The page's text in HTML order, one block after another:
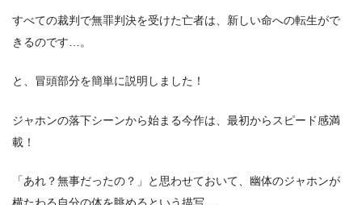
すべての裁判で無罪判決を受けた亡者は、新しい命への転生がで
きるのです…。
と、冒頭部分を簡単に説明しました！
ジャホンの落下シーンから始まる今作は、最初からスピード感満
載！
「あれ？無事だったの？」と思わせておいて、幽体のジャホンが